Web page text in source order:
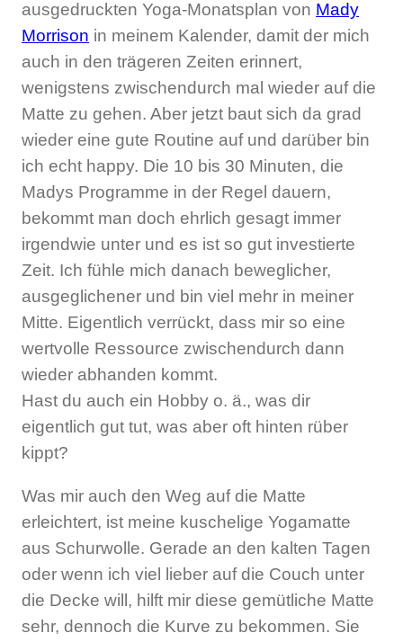
ausgedruckten Yoga-Monatsplan von Mady
Morrison in meinem Kalender, damit der mich
auch in den trägeren Zeiten erinnert,
wenigstens zwischendurch mal wieder auf die
Matte zu gehen. Aber jetzt baut sich da grad
wieder eine gute Routine auf und darüber bin
ich echt happy. Die 10 bis 30 Minuten, die
Madys Programme in der Regel dauern,
bekommt man doch ehrlich gesagt immer
irgendwie unter und es ist so gut investierte
Zeit. Ich fühle mich danach beweglicher,
ausgeglichener und bin viel mehr in meiner
Mitte. Eigentlich verrückt, dass mir so eine
wertvolle Ressource zwischendurch dann
wieder abhanden kommt.
Hast du auch ein Hobby o. ä., was dir
eigentlich gut tut, was aber oft hinten rüber
kippt?
Was mir auch den Weg auf die Matte
erleichtert, ist meine kuschelige Yogamatte
aus Schurwolle. Gerade an den kalten Tagen
oder wenn ich viel lieber auf die Couch unter
die Decke will, hilft mir diese gemütliche Matte
sehr, dennoch die Kurve zu bekommen. Sie